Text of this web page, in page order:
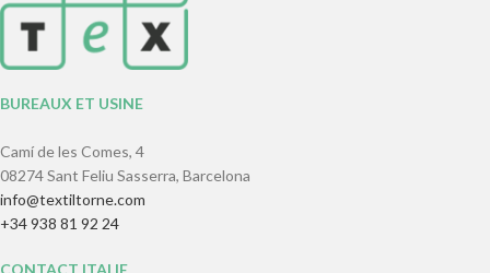
BUREAUX ET USINE
Camí de les Comes, 4
08274 Sant Feliu Sasserra, Barcelona
info@textiltorne.com
+34 938 81 92 24